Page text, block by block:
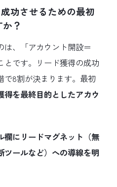
功させるための最初
？
は、「アカウント開設＝
とです。リード獲得の成功
で8割が決まります。最初
得を最終目的としたアカウ
欄にリードマグネット（無
ールなど）への導線を明